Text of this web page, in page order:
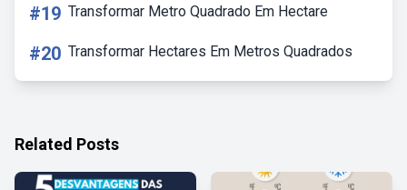
#19 Transformar Metro Quadrado Em Hectare
#20 Transformar Hectares Em Metros Quadrados
Related Posts